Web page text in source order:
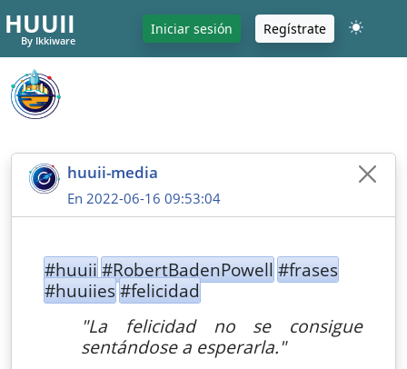
HUUII
By Ikkiware
Iniciar sesión Regístrate
huuii-media
En 2022-06-16 09:53:04
#huuii #RobertBadenPowell #frases
#huuiies#felicidad
"La felicidad no se consigue
sentándose a esperarla."